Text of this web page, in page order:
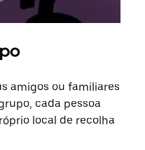
amigos ou familiares
cada pessoa
local de recolha